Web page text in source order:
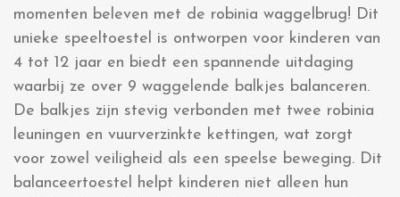
momenten beleven met de robinia waggelbrug! Dit
unieke speeltoestel is ontworpen voor kinderen van
4 tot 12 jaar en biedt een spannende uitdaging
waarbij ze over 9 waggelende balkjes balanceren.
De balkjes zijn stevig verbonden met twee robinia
leuningen en vuurverzinkte kettingen, wat zorgt
voor zowel veiligheid als een speelse beweging. Dit
balanceertoestel helpt kinderen niet alleen hun